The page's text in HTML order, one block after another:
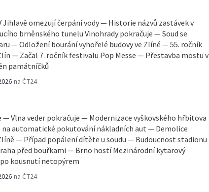
Jihlavě omezují čerpání vody — Historie názvů zastávek v
brněnského tunelu Vinohrady pokračuje — Soud se
— Odložení bourání vyhořelé budovy ve Zlíně — 55. ročník
— Začal 7. ročník festivalu Pop Messe — Přestavba mostu v
památníčků
na ČT24
— Vlna veder pokračuje — Modernizace vyškovského hřbitova
automatické pokutování nákladních aut — Demolice
— Případ popálení dítěte u soudu — Budoucnost stadionu
před bouřkami — Brno hostí Mezinárodní kytarový
kousnutí netopýrem
na ČT24